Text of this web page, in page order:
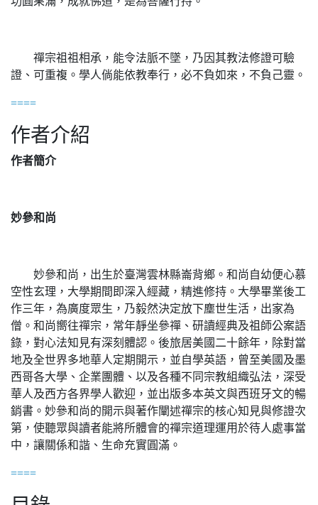
禪宗祖祖相承，能令法脈不墜，乃因其教法修證可驗
證、可重複。學人倘能依教奉行，必不負如來，不負己靈。
====
作者介紹
作者簡介
妙參和尚
妙參和尚，出生於臺灣雲林縣崙背鄉。和尚自幼便心慕
空性玄理，大學期間即深入經藏，精進修持。大學畢業後工
作三年，為廣度眾生，乃毅然決定放下塵世生活，出家為
僧。和尚嚮往禪宗，常年靜坐參禪、研讀經典及祖師公案語
錄，對心法知見有深刻體認。後旅居美國二十餘年，除對當
地及全世界多地華人定期開示，並自學英語，曾至美國及墨
西哥各大學、企業團體、以及各種不同宗教組織弘法，深受
華人及西方各界學人歡迎，並出版多本英文與西班牙文的暢
銷書。妙參和尚的開示與著作闡述禪宗的核心知見與修證次
第，使聽眾與讀者能將所體會的禪宗道理運用於待人處事當
中，讓關係和諧、生命充實圓滿。
====